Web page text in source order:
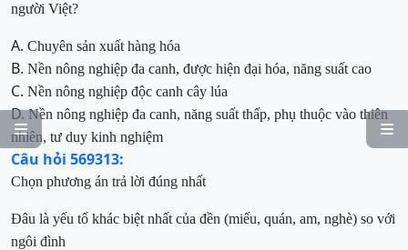


người Việt?
A. Chuyên sản xuất hàng hóa
B. Nền nông nghiệp đa canh, được hiện đại hóa, năng suất cao
C. Nền nông nghiệp độc canh cây lúa
D.Nền nông nghiệp đa canh, năng suất thấp, phụ thuộc vào thiên
nhiên, tư duy kinh nghiệm
Câu hỏi 569313:
Chọn phương án trả lời đúng nhất
Đâu là yếu tố khác biệt nhất của đền (miếu, quán, am, nghè) so với
ngôi đình